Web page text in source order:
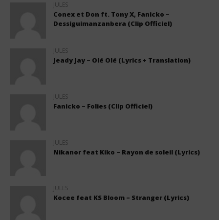
JULES
Conex et Don ft. Tony X, Fanicko –
Dessiguimanzanbera (Clip Officiel)
JULES
Jeady Jay – Olé Olé (Lyrics + Translation)
JULES
Fanicko – Folies (Clip Officiel)
JULES
Nikanor feat Kiko – Rayon de soleil (Lyrics)
JULES
Kocee feat KS Bloom – Stranger (Lyrics)